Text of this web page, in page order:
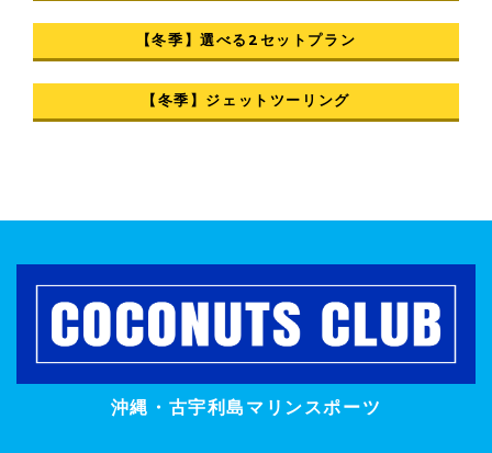
【冬季】選べる2セットプラン
【冬季】ジェットツーリング
沖縄・古宇利島マリンスポーツ